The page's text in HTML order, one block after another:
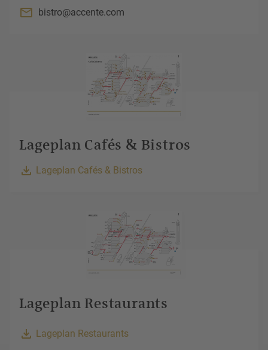
bistro@accente.com
Lageplan Cafés & Bistros
Lageplan Cafés & Bistros
Lageplan Restaurants
Lageplan Restaurants